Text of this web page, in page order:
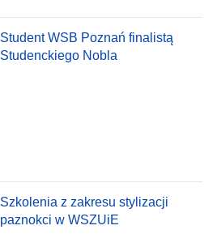
Student WSB Poznań finalistą
Studenckiego Nobla
Szkolenia z zakresu stylizacji
paznokci w WSZUiE